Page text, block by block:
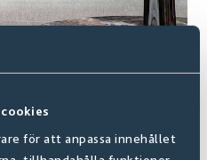
för att anpassa innehållet